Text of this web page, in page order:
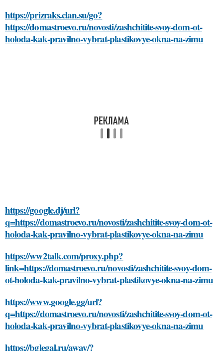
https://prizraks.clan.su/go?
https://domastroevo.ru/novosti/zashchitite-svoy-dom-ot-
holoda-kak-pravilno-vybrat-plastikovye-okna-na-zimu
https://google.dj/url?
q=https://domastroevo.ru/novosti/zashchitite-svoy-dom-ot-
holoda-kak-pravilno-vybrat-plastikovye-okna-na-zimu
https://ww2talk.com/proxy.php?
link=https://domastroevo.ru/novosti/zashchitite-svoy-dom-
ot-holoda-kak-pravilno-vybrat-plastikovye-okna-na-zimu
https://www.google.gg/url?
q=https://domastroevo.ru/novosti/zashchitite-svoy-dom-ot-
holoda-kak-pravilno-vybrat-plastikovye-okna-na-zimu
https://bglegal.ru/away/?